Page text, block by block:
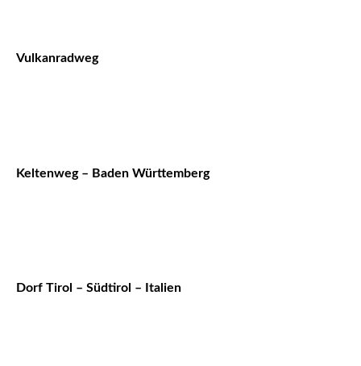
Vulkanradweg
Keltenweg – Baden Württemberg
Dorf Tirol – Südtirol – Italien